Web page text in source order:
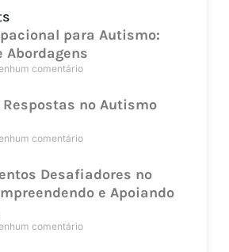
para Autismo:
Abordagens
comentário
Respostas no Autismo
comentário
Desafiadores no
e Apoiando
comentário